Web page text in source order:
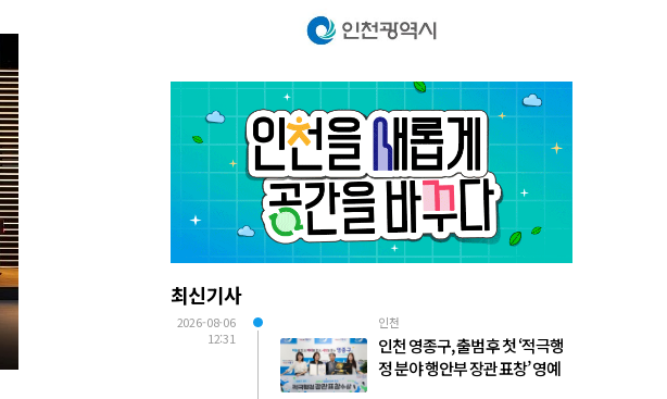
최신기사
2026-08-06
12:31
인천
인천 영종구, 출범 후 첫 ‘적극행
정 분야 행안부 장관 표창’ 영예